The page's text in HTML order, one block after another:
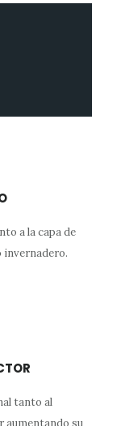
a la capa de
invernadero.
tanto al